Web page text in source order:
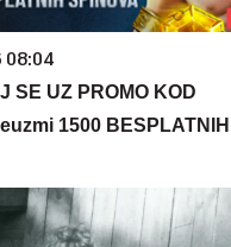
08:04
SE UZ PROMO KOD
1500 BESPLATNIH